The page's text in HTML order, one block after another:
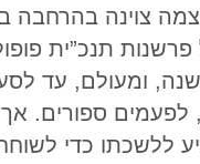
צוינה בהרחבה
תנכ”ית
ומעולם, עד
לפעמים ספורים.
ללשכתו כדי